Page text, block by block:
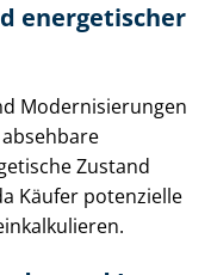
energetischer
Mo­der­ni­sie­run­gen
Zustand
Käufer potenzielle